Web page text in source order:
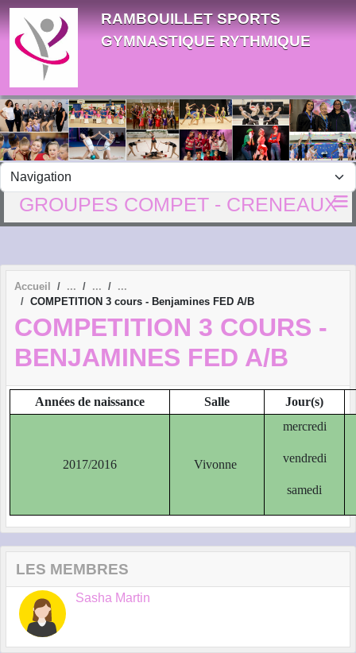
RAMBOUILLET SPORTS
GYMNASTIQUE RYTHMIQUE
GROUPES COMPET - CRENEAUX
Accueil
COMPETITION 3 cours - Benjamines FED A/B
COMPETITION 3 COURS -
BENJAMINES FED A/B
Années de naissance Salle Jour(s)
2017/2016 Vivonne
mercredi
vendredi
samedi
LES MEMBRES
Sasha Martin
Panneau de gestion des cookies